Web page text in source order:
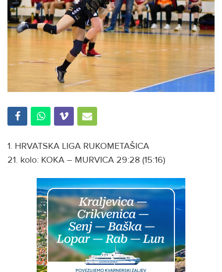
1. HRVATSKA LIGA RUKOMETAŠICA
21. kolo: KOKA – MURVICA 29:28 (15:16)